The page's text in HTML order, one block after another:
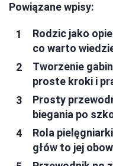
Powiązane wpisy:
Rodzic jako
co warto
Tworzenie
proste kroki i
Prosty
biegania po
Rola
głów to jej